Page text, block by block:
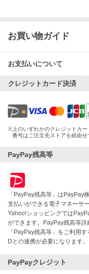
お買い物ガイド
お支払いについて
クレジットカード決済
※ 上のいずれかのクレジットカ
番号はご注文先ストアを経由せ
PayPay残高等
「PayPay残高等」はPayPay
支払いができる電子マネーサ
Yahoo!ショッピングでは
ができます。PayPay残高等詳
「PayPay残高等」をご利用
Dとの連携が必要になります。
PayPayクレジット